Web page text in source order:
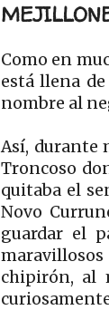
Como en
está llena
nombre al
Así, durante
Troncoso
quitaba el
Novo
guardar el
chipirón, al